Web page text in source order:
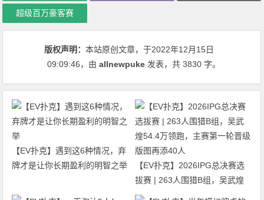
超级百万豪客赛
版权声明：本站原创文章，于2022年12月15日
09:09:46，由allnewpuke 发表，共 3830 字。
【EV扑克】遇到这6种情况，弃
牌才是让你长期盈利的明智之举
【EV扑克】2026IPG总决赛选
拔赛 | 263人围猎B组，吴武煌
54.4万领跑，主赛第一轮晋级版